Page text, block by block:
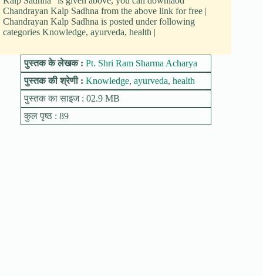
Chandrayan Kalp Sadhna from the above link for free |
Chandrayan Kalp Sadhna is posted under following
categories Knowledge, ayurveda, health |
पुस्तक के लेखक : Pt. Shri Ram Sharma Acharya
पुस्तक की श्रेणी : Knowledge, ayurveda, health
पुस्तक का साइज : 02.9 MB
कुल पृष्ठ : 89